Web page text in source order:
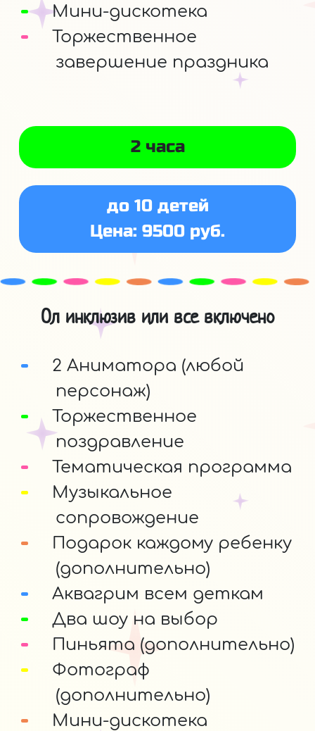
Мини-дискотека
Торжественное
завершение праздника
2 часа
до 10 детей
Цена: 9500 руб.
Ол инклюзив или все включено
2 Аниматора (любой
персонаж)
Торжественное
поздравление
Тематическая программа
Музыкальное
сопровождение
Подарок каждому ребенку
(дополнительно)
Аквагрим всем деткам
Два шоу на выбор
Пиньята (дополнительно)
Фотограф
(дополнительно)
Мини-дискотека